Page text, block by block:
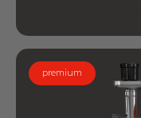
premium